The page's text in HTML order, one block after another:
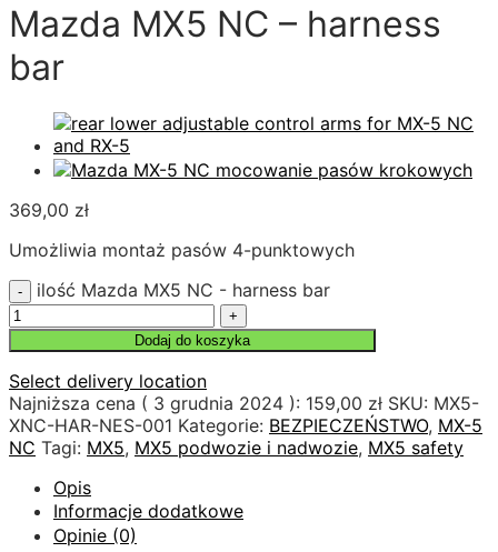
Mazda MX5 NC – harness
bar
369,00 zł
Umożliwia montaż pasów 4-punktowych
ilość Mazda MX5 NC - harness bar
Dodaj do koszyka
Select delivery location
Najniższa cena ( 3 grudnia 2024 ): 159,00 zł SKU: MX5-
XNC-HAR-NES-001 Kategorie: BEZPIECZEŃSTWO, MX-5
NC Tagi: MX5, MX5 podwozie i nadwozie, MX5 safety
Opis
Informacje dodatkowe
Opinie (0)